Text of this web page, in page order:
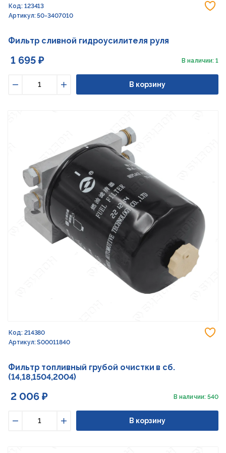
Код: 123413
Артикул: 50-3407010
Фильтр сливной гидроусилителя руля
1 695 ₽ В наличии: 1
Увеличить
В корзину
Код: 214380
Артикул: S00011840
Фильтр топливный грубой очистки в сб.
(14,18,1504,2004)
2 006 ₽ В наличии: 540
Увеличить
В корзину